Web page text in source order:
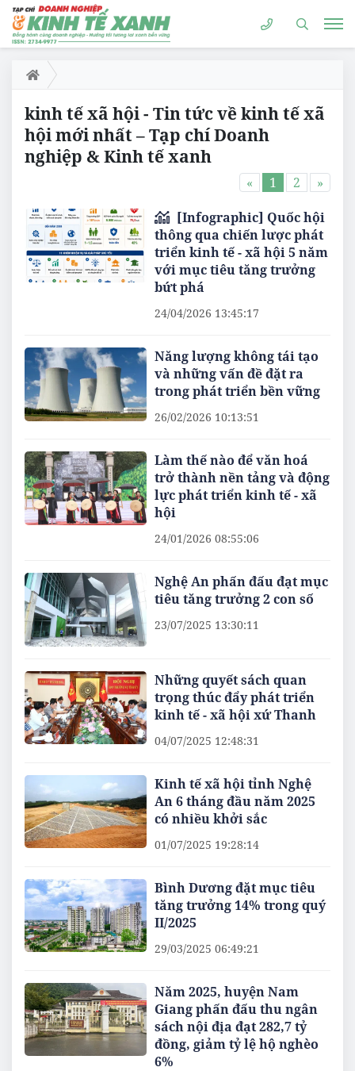
kinh tế xã hội - Tin tức về kinh tế xã
hội mới nhất – Tạp chí Doanh
nghiệp & Kinh tế xanh
« 1 2 »
[Infographic] Quốc hội
thông qua chiến lược phát
triển kinh tế - xã hội 5 năm
với mục tiêu tăng trưởng
bứt phá
24/04/2026 13:45:17
Năng lượng không tái tạo
và những vấn đề đặt ra
trong phát triển bền vững
26/02/2026 10:13:51
Làm thế nào để văn hoá
trở thành nền tảng và động
lực phát triển kinh tế - xã
hội
24/01/2026 08:55:06
Nghệ An phấn đấu đạt mục
tiêu tăng trưởng 2 con số
23/07/2025 13:30:11
Những quyết sách quan
trọng thúc đẩy phát triển
kinh tế - xã hội xứ Thanh
04/07/2025 12:48:31
Kinh tế xã hội tỉnh Nghệ
An 6 tháng đầu năm 2025
có nhiều khởi sắc
01/07/2025 19:28:14
Bình Dương đặt mục tiêu
tăng trưởng 14% trong quý
II/2025
29/03/2025 06:49:21
Năm 2025, huyện Nam
Giang phấn đấu thu ngân
sách nội địa đạt 282,7 tỷ
đồng, giảm tỷ lệ hộ nghèo
6%